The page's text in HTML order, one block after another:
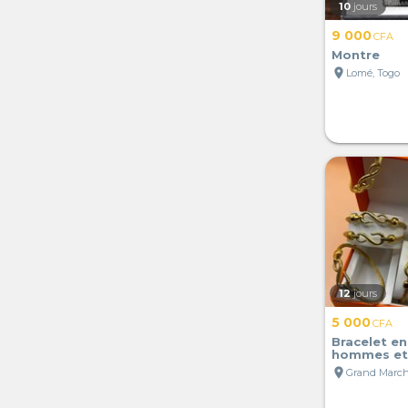
10 jours
9 000CFA
Montre
location_on Lomé, Togo
12 jours
5 000CFA
Bracelet
hommes
location_on